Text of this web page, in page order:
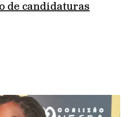
de candidaturas